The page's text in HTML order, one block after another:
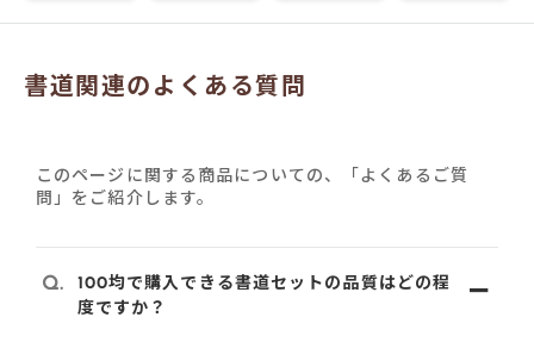
書道関連のよくある質問
このページに関する商品についての、「よくあるご質
問」をご紹介します。
Q.
100均で購入できる書道セットの品質はどの程
度ですか？